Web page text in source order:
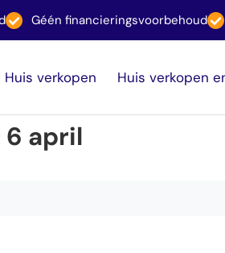
Géén financieringsvoorbehoud
Huis verkopen Huis verkopen
april